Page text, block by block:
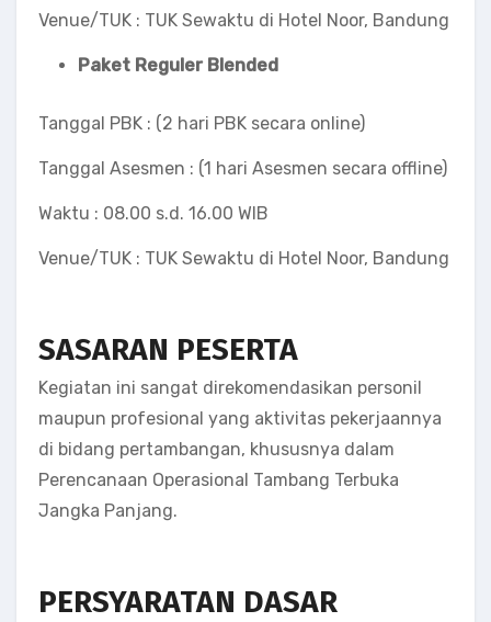
Venue/TUK : TUK Sewaktu di Hotel Noor, Bandung
Paket Reguler Blended
Tanggal PBK : (2 hari PBK secara online)
Tanggal Asesmen : (1 hari Asesmen secara offline)
Waktu : 08.00 s.d. 16.00 WIB
Venue/TUK : TUK Sewaktu di Hotel Noor, Bandung
SASARAN PESERTA
Kegiatan ini sangat direkomendasikan personil
maupun profesional yang aktivitas pekerjaannya
di bidang pertambangan, khususnya dalam
Perencanaan Operasional Tambang Terbuka
Jangka Panjang.
PERSYARATAN DASAR